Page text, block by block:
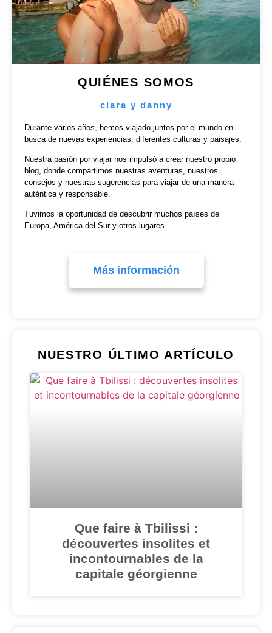
QUIÉNES SOMOS
clara y danny
Durante varios años, hemos viajado juntos por el mundo en
busca de nuevas experiencias, diferentes culturas y paisajes.
Nuestra pasión por viajar nos impulsó a crear nuestro propio
blog, donde compartimos nuestras aventuras, nuestros
consejos y nuestras sugerencias para viajar de una manera
auténtica y responsable.
Tuvimos la oportunidad de descubrir muchos países de
Europa, América del Sur y otros lugares.
Más información
NUESTRO ÚLTIMO ARTÍCULO
Que faire à Tbilissi :
découvertes insolites et
incontournables de la
capitale géorgienne